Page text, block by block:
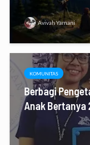
Avivah Yamani
KOMUNITAS
Berbagi
Anak Bertanya